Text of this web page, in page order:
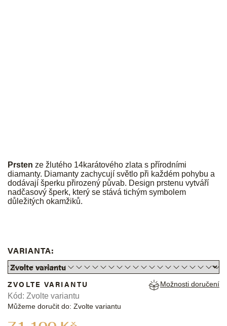
Prsten ze žlutého 14karátového zlata s přírodními
diamanty. Diamanty zachycují světlo při každém pohybu a
dodávají šperku přirozený půvab. Design prstenu vytváří
nadčasový šperk, který se stává tichým symbolem
důležitých okamžiků.
VARIANTA:
ZVOLTE VARIANTU
Můžeme doručit do: Zvolte variantu
Možnosti doručení
Kód: Zvolte variantu